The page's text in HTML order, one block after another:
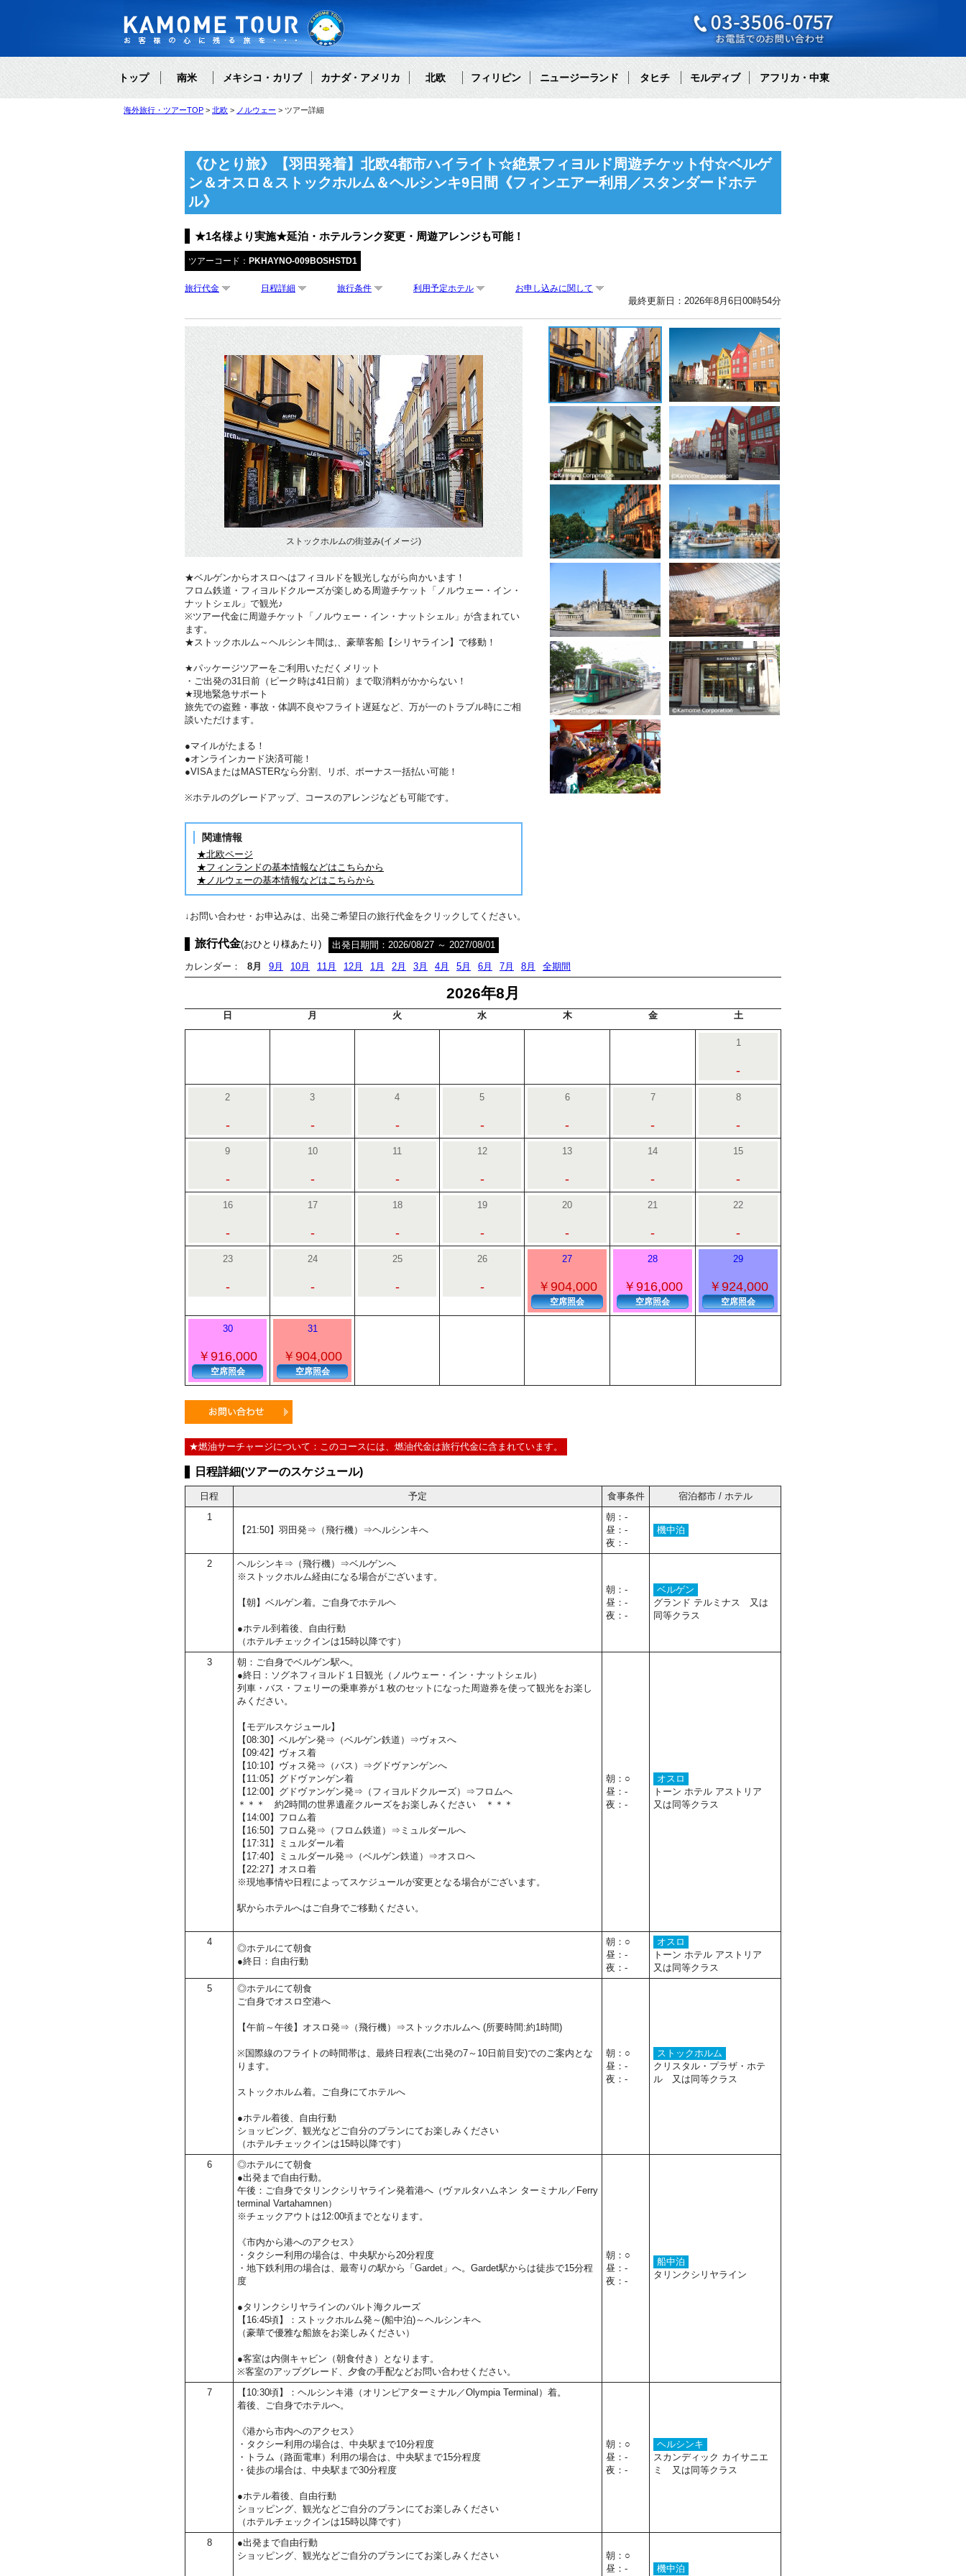
トップ 南米 メキシコ・カリブ カナダ・アメリカ 北欧 フィリピン ニュージーランド タヒチ モルディブ アフリカ・中東
海外旅行・ツアーTOP 北欧 ノルウェー ツアー詳細
《ひとり旅》【羽田発着】北欧4都市ハイライト☆絶景フィヨルド周遊チケット付☆ベルゲ
ン＆オスロ＆ストックホルム＆ヘルシンキ9日間《フィンエアー利用／スタンダードホテ
ル》
★1名様より実施★延泊・ホテルランク変更・周遊アレンジも可能！
ツアーコード： PKHAYNO-009BOSHSTD1
旅行代金 日程詳細 旅行条件 利用予定ホテル お申し込みに関して
最終更新日：2026年8月6日00時54分
ストックホルムの街並み(イメージ)
★ベルゲンからオスロへはフィヨルドを観光しながら向かいます！
フロム鉄道・フィヨルドクルーズが楽しめる周遊チケット「ノルウェー・イン・
ナットシェル」で観光♪
※ツアー代金に周遊チケット「ノルウェー・イン・ナットシェル」が含まれてい
ます。
★ストックホルム～ヘルシンキ間は,、豪華客船【シリヤライン】で移動！
★パッケージツアーをご利用いただくメリット
・ご出発の31日前（ピーク時は41日前）まで取消料がかからない！
★現地緊急サポート
旅先での盗難・事故・体調不良やフライト遅延など、万が一のトラブル時にご相
談いただけます。
●マイルがたまる！
●オンラインカード決済可能！
●VISAまたはMASTERなら分割、リボ、ボーナス一括払い可能！
※ホテルのグレードアップ、コースのアレンジなども可能です。
関連情報
★北欧ページ
★フィンランドの基本情報などはこちらから
★ノルウェーの基本情報などはこちらから
↓お問い合わせ・お申込みは、出発ご希望日の旅行代金をクリックしてください。
旅行代金(おひとり様あたり)
出発日期間：2026/08/27 ～ 2027/08/01
カレンダー：
8月 9月 10月 11月 12月 1月 2月 3月 4月 5月 6月 7月 8月 全期間
2026年8月
日 月 火 水 木 金 土
1
-
2
-
3
-
4
-
5
-
6
-
7
-
8
-
9
-
10
-
11
-
12
-
13
-
14
-
15
-
16
-
17
-
18
-
19
-
20
-
21
-
22
-
23
-
24
-
25
-
26
-
27
￥904,000
空席照会
28
￥916,000
空席照会
29
￥924,000
空席照会
30
￥916,000
空席照会
31
￥904,000
空席照会
★燃油サーチャージについて：このコースには、燃油代金は旅行代金に含まれています。
日程詳細(ツアーのスケジュール)
日程 予定 食事条件
宿泊都市 / ホテル
1
【21:50】羽田発⇒（飛行機）⇒ヘルシンキへ
朝：-
昼：-
夜：-
機中泊
2
ヘルシンキ⇒（飛行機）⇒ベルゲンへ
※ストックホルム経由になる場合がございます。
【朝】ベルゲン着。ご自身でホテルヘ
●ホテル到着後、自由行動
（ホテルチェックインは15時以降です）
朝：-
昼：-
夜：-
ベルゲン
グランド テルミナス 又は
同等クラス
3
朝：ご自身でベルゲン駅へ。
●終日：ソグネフィヨルド１日観光（ノルウェー・イン・ナットシェル）
列車・バス・フェリーの乗車券が１枚のセットになった周遊券を使って観光をお楽し
みください。
【モデルスケジュール】
【08:30】ベルゲン発⇒（ベルゲン鉄道）⇒ヴォスへ
【09:42】ヴォス着
【10:10】ヴォス発⇒（バス）⇒グドヴァンゲンへ
【11:05】グドヴァンゲン着
【12:00】グドヴァンゲン発⇒（フィヨルドクルーズ）⇒フロムへ
＊＊＊ 約2時間の世界遺産クルーズをお楽しみください ＊＊＊
【14:00】フロム着
【16:50】フロム発⇒（フロム鉄道）⇒ミュルダールへ
【17:31】ミュルダール着
【17:40】ミュルダール発⇒（ベルゲン鉄道）⇒オスロへ
【22:27】オスロ着
※現地事情や日程によってスケジュールが変更となる場合がございます。
駅からホテルへはご自身でご移動ください。
朝：○
昼：-
夜：-
オスロ
トーン ホテル アストリア
又は同等クラス
4
◎ホテルにて朝食
●終日：自由行動
朝：○
昼：-
夜：-
オスロ
トーン ホテル アストリア
又は同等クラス
5
◎ホテルにて朝食
ご自身でオスロ空港へ
【午前～午後】オスロ発⇒（飛行機）⇒ストックホルムへ (所要時間:約1時間)
※国際線のフライトの時間帯は、最終日程表(ご出発の7～10日前目安)でのご案内とな
ります。
ストックホルム着。ご自身にてホテルへ
●ホテル着後、自由行動
ショッピング、観光などご自分のプランにてお楽しみください
（ホテルチェックインは15時以降です）
朝：○
昼：-
夜：-
ストックホルム
クリスタル・プラザ・ホテ
ル 又は同等クラス
6
◎ホテルにて朝食
●出発まで自由行動。
午後：ご自身でタリンクシリヤライン発着港へ（ヴァルタハムネン ターミナル／Ferry
terminal Vartahamnen）
※チェックアウトは12:00頃までとなります。
《市内から港へのアクセス》
・タクシー利用の場合は、中央駅から20分程度
・地下鉄利用の場合は、最寄りの駅から「Gardet」へ。Gardet駅からは徒歩で15分程
度
●タリンクシリヤラインのバルト海クルーズ
【16:45頃】：ストックホルム発～(船中泊)～ヘルシンキへ
（豪華で優雅な船旅をお楽しみください）
●客室は内側キャビン（朝食付き）となります。
※客室のアップグレード、夕食の手配などお問い合わせください。
朝：○
昼：-
夜：-
船中泊
タリンクシリヤライン
7
【10:30頃】：ヘルシンキ港（オリンピアターミナル／Olympia Terminal）着。
着後、ご自身でホテルへ。
《港から市内へのアクセス》
・タクシー利用の場合は、中央駅まで10分程度
・トラム（路面電車）利用の場合は、中央駅まで15分程度
・徒歩の場合は、中央駅まで30分程度
●ホテル着後、自由行動
ショッピング、観光などご自分のプランにてお楽しみください
（ホテルチェックインは15時以降です）
朝：○
昼：-
夜：-
ヘルシンキ
スカンディック カイサニエ
ミ 又は同等クラス
8
●出発まで自由行動
ショッピング、観光などご自分のプランにてお楽しみください
朝：○
昼：-
機中泊